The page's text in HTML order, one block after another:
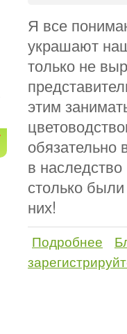
Я все
украшают
только не
этим
обязательно
в
столько
них!
Подробнее о